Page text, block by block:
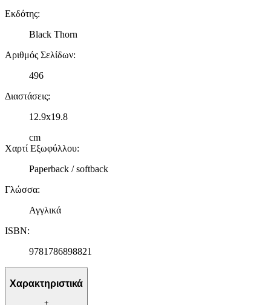
Εκδότης:
Black Thorn
Αριθμός Σελίδων:
496
Διαστάσεις:
12.9x19.8
cm
Χαρτί Εξωφύλλου:
Paperback / softback
Γλώσσα:
Αγγλικά
ISBN:
9781786898821
Χαρακτηριστικά
+